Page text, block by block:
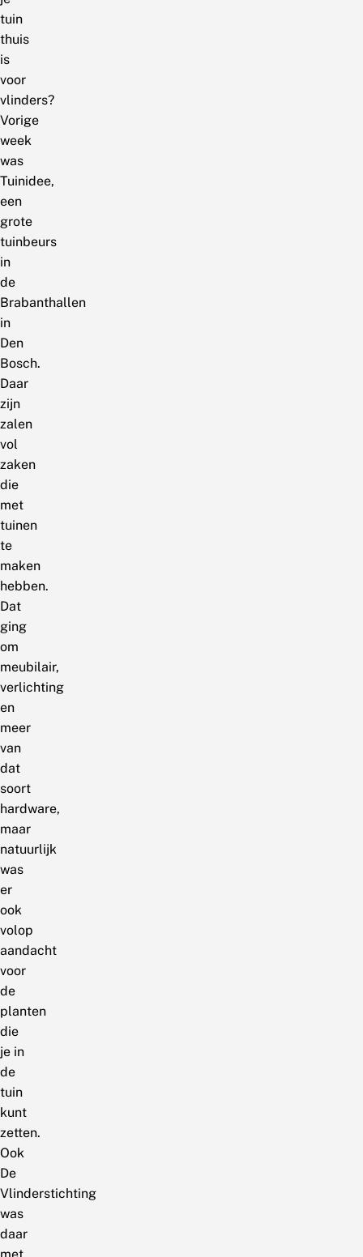
tuin
thuis
is
voor
vlinders?
Vorige
week
was
Tuinidee,
een
grote
tuinbeurs
in
de
Brabanthallen
in
Den
Bosch.
Daar
zijn
zalen
vol
zaken
die
met
tuinen
te
maken
hebben.
Dat
ging
om
meubilair,
verlichting
en
meer
van
dat
soort
hardware,
maar
natuurlijk
was
er
ook
volop
aandacht
voor
de
planten
die
je in
de
tuin
kunt
zetten.
Ook
De
Vlinderstichting
was
daar
met